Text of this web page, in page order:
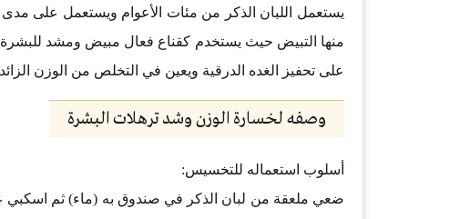
يستعمل اللبان الذكر من مئات الأعوام ويستعمل على مدى
منها التبيض حيث يستخدم كقناع فعال مبيض ومشد
على تحفيز الغده الدرقية ويعين في التخلص من الوزن
وصفه لخسارة الوزن وشد ترهلات البشرة
أسلوب استعماله للتخسيس:
ضعي ملعقة من لبان الذكر في صندوق به (ماء) ثم اسكبي